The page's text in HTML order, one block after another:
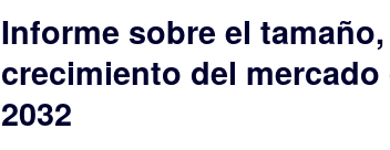
Informe sobre el
crecimiento del
2032